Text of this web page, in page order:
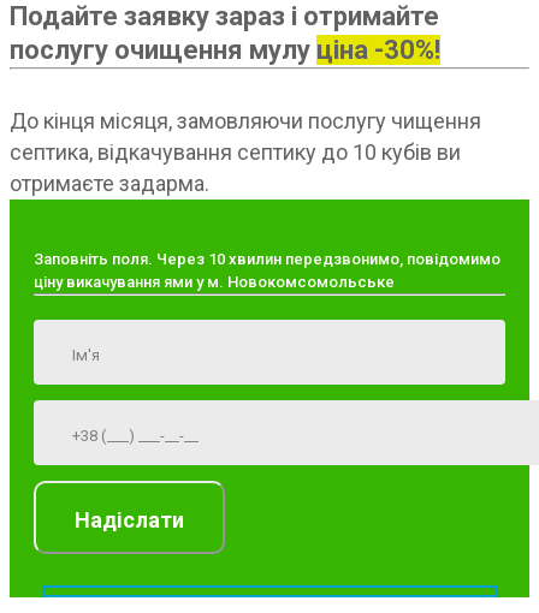
Подайте заявку зараз і отримайте
послугу очищення мулу ціна -30%!
До кінця місяця, замовляючи послугу чищення
септика, відкачування септику до 10 кубів ви
отримаєте задарма.
Заповніть поля. Через 10 хвилин передзвонимо, повідомимо
ціну викачування ями у м. Новокомсомольське